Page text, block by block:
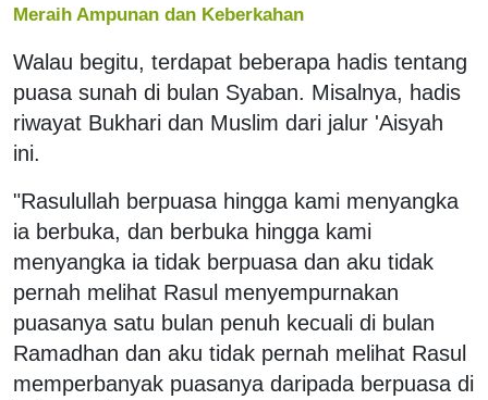
Meraih Ampunan dan Keberkahan
Walau begitu, terdapat beberapa hadis tentang
puasa sunah di bulan Syaban. Misalnya, hadis
riwayat Bukhari dan Muslim dari jalur 'Aisyah
ini.
"Rasulullah berpuasa hingga kami menyangka
ia berbuka, dan berbuka hingga kami
menyangka ia tidak berpuasa dan aku tidak
pernah melihat Rasul menyempurnakan
puasanya satu bulan penuh kecuali di bulan
Ramadhan dan aku tidak pernah melihat Rasul
memperbanyak puasanya daripada berpuasa di